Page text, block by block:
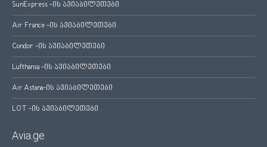
SunExpress -ის ავიაბილეთები
Air France -ის ავიაბილეთები
Condor -ის ავიაბილეთები
Lufthansa -ის ავიაბილეთები
Air Astana-ის ავიაბილეთები
LOT -ის ავიაბილეთები
Avia.ge